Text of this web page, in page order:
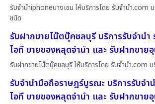
รับจำนำiphoneบางเขน ให้บริการโดย รับจํานํา.com
ชนิด
รับฝากขายโน๊ตบุ๊คชลบุรี บริการรับจำน
ไอที ขายของหลุดจำนำ และ รับฝากขาย
รับฝากขายโน๊ตบุ๊คชลบุรี ให้บริการโดย รับจํานํา.com
รับจำนำมือถือราษฎร์บูรณะ บริการรับจ
ไอที ขายของหลุดจำนำ และ รับฝากขาย